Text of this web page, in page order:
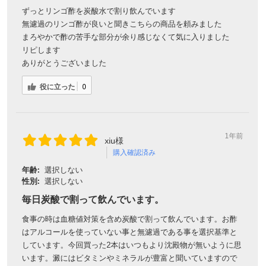
ずっとリンゴ酢を炭酸水で割り飲んでいます
無濾過のリンゴ酢が良いと聞きこちらの商品を頼みました
まろやかで酢の苦手な部分が余り感じなくて気に入りました
リピします
ありがとうございました
役に立った 0
xiu様
購入確認済み
1年前
年齢: 選択しない
性別: 選択しない
毎日炭酸で割って飲んでいます。
食事の時は血糖値対策を含め炭酸で割って飲んでいます。お酢
はアルコールを使っていない事と無濾過である事を選択基準と
しています。今回買った2本はいつもより沈殿物が無いように思
います。澱にはビタミンやミネラルが豊富と聞いていますので